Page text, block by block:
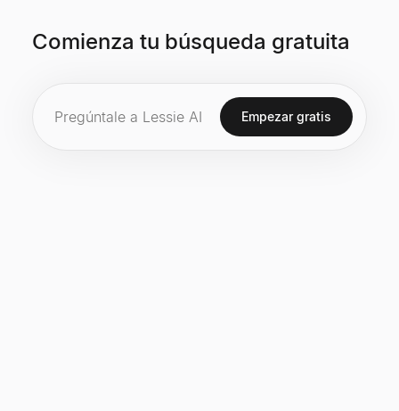
Comienza tu búsqueda gratuita
Empezar gratis